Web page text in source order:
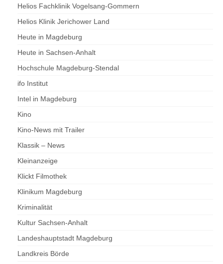
Helios Fachklinik Vogelsang-Gommern
Helios Klinik Jerichower Land
Heute in Magdeburg
Heute in Sachsen-Anhalt
Hochschule Magdeburg-Stendal
ifo Institut
Intel in Magdeburg
Kino
Kino-News mit Trailer
Klassik – News
Kleinanzeige
Klickt Filmothek
Klinikum Magdeburg
Kriminalität
Kultur Sachsen-Anhalt
Landeshauptstadt Magdeburg
Landkreis Börde